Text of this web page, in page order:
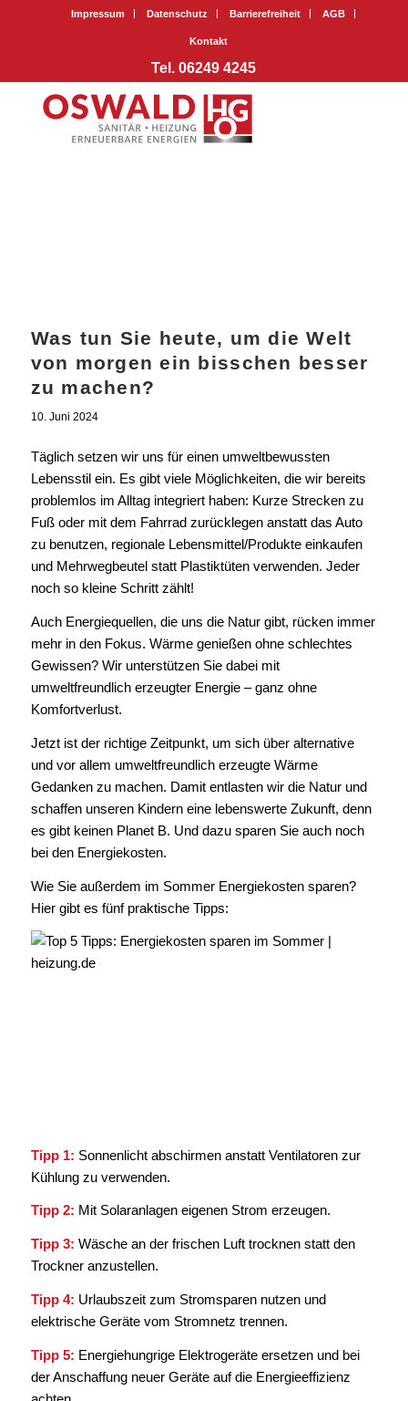
Impressum Datenschutz Barrierefreiheit AGB
Kontakt
Tel. 06249 4245
Was tun Sie heute, um die Welt
von morgen ein bisschen besser
zu machen?
10. Juni 2024
Täglich setzen wir uns für einen umweltbewussten
Lebensstil ein. Es gibt viele Möglichkeiten, die wir bereits
problemlos im Alltag integriert haben: Kurze Strecken zu
Fuß oder mit dem Fahrrad zurücklegen anstatt das Auto
zu benutzen, regionale Lebensmittel/Produkte einkaufen
und Mehrwegbeutel statt Plastiktüten verwenden. Jeder
noch so kleine Schritt zählt!
Auch Energiequellen, die uns die Natur gibt, rücken immer
mehr in den Fokus. Wärme genießen ohne schlechtes
Gewissen? Wir unterstützen Sie dabei mit
umweltfreundlich erzeugter Energie – ganz ohne
Komfortverlust.
Jetzt ist der richtige Zeitpunkt, um sich über alternative
und vor allem umweltfreundlich erzeugte Wärme
Gedanken zu machen. Damit entlasten wir die Natur und
schaffen unseren Kindern eine lebenswerte Zukunft, denn
es gibt keinen Planet B. Und dazu sparen Sie auch noch
bei den Energiekosten.
Wie Sie außerdem im Sommer Energiekosten sparen?
Hier gibt es fünf praktische Tipps:
Tipp 1: Sonnenlicht abschirmen anstatt Ventilatoren zur
Kühlung zu verwenden.
Tipp 2: Mit Solaranlagen eigenen Strom erzeugen.
Tipp 3: Wäsche an der frischen Luft trocknen statt den
Trockner anzustellen.
Tipp 4: Urlaubszeit zum Stromsparen nutzen und
elektrische Geräte vom Stromnetz trennen.
Tipp 5: Energiehungrige Elektrogeräte ersetzen und bei
der Anschaffung neuer Geräte auf die Energieeffizienz